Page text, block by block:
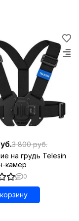
3 800 руб.
на грудь Telesin
камер
0